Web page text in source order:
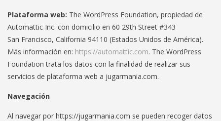
Plataforma web: The WordPress Foundation, propiedad de
Automattic Inc. con domicilio en 60 29th Street #343
San Francisco, California 94110 (Estados Unidos de América).
Más información en: https://automattic.com. The WordPress
Foundation trata los datos con la finalidad de realizar sus
servicios de plataforma web a jugarmania.com.
Navegación
Al navegar por https://jugarmania.com se pueden recoger datos